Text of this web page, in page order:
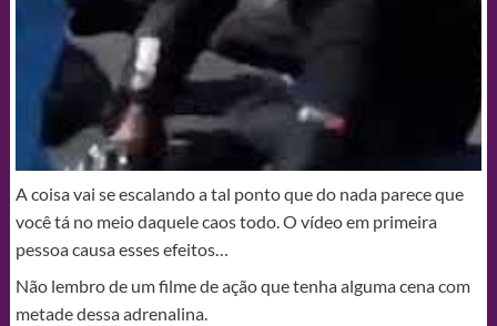
A coisa vai se escalando a tal ponto que do nada parece que
você tá no meio daquele caos todo. O vídeo em primeira
pessoa causa esses efeitos…
Não lembro de um filme de ação que tenha alguma cena com
metade dessa adrenalina.